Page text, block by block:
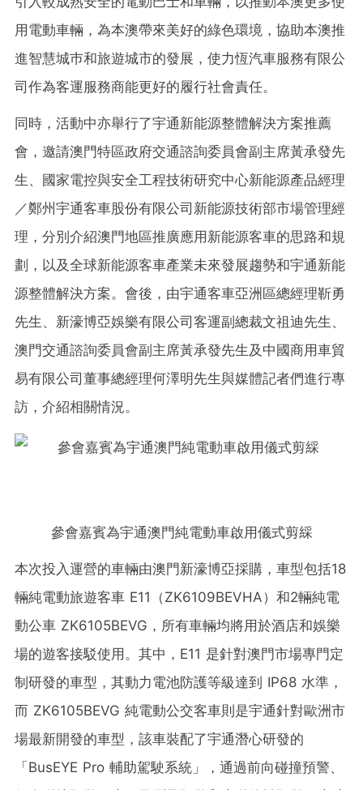
用電動車輛，為本澳帶來美好的綠色環境，協助本澳推
進智慧城巿和旅遊城市的發展，使力恆汽車服務有限公
司作為客運服務商能更好的履行社會責任。
同時，活動中亦舉行了宇通新能源整體解決方案推薦
會，邀請澳門特區政府交通諮詢委員會副主席黃承發先
生、國家電控與安全工程技術研究中心新能源產品經理
／鄭州宇通客車股份有限公司新能源技術部市場管理經
理，分別介紹澳門地區推廣應用新能源客車的思路和規
劃，以及全球新能源客車產業未來發展趨勢和宇通新能
源整體解決方案。 會後 ， 由宇通客車亞洲區總經理靳勇
先生、新濠博亞娛樂有限公司客運副總裁文祖迪先生、
澳門交通諮詢委員會副主席黃承發先生及中國商用車貿
易有限公司董事總經理何澤明先生與媒體記者們進行專
訪，介紹相關情況。
參會嘉賓為宇通澳門純電動車啟用儀式剪綵
本次投入運營的車輛由澳門新濠博亞採購，車型包括18
輛純電動旅遊客車 E11（ZK6109BEVHA）和2輛純電
動公車 ZK6105BEVG，所有車輛均將用於酒店和娛樂
場的遊客接駁使用。其中，E11 是針對澳門市場專門定
制研發的車型，其動力電池防護等級達到 IP68 水準，
而 ZK6105BEVG 純電動公交客車則是宇通針對歐洲市
場最新開發的車型，該車裝配了宇通潛心研發的
「BusEYE Pro 輔助駕駛系統 」
，通過前向碰撞預警、